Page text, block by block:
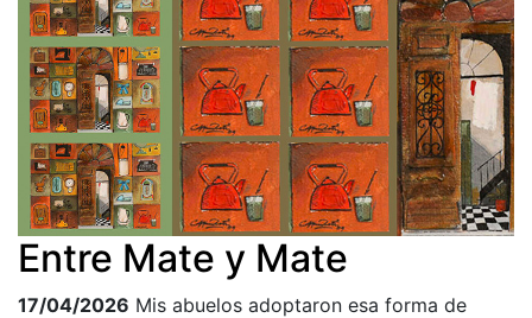
Entre Mate y Mate
17/04/2026 Mis abuelos adoptaron esa forma de